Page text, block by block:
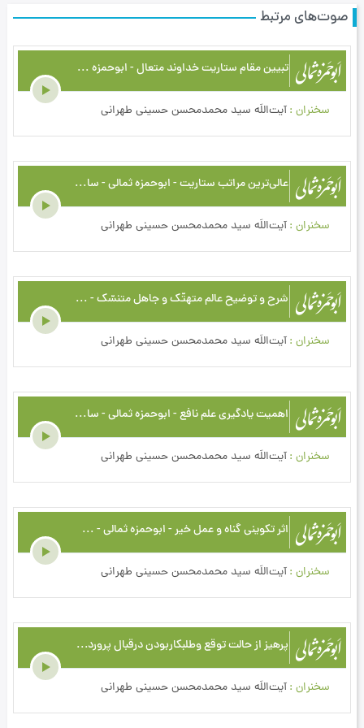
صوت‌های مرتبط
تبیین مقام ستاریت خداوند متعال - ابو‌حمزه ثمالی - سال 1438 - ج14
سخنران آیت‌اللَه سید محمدمحسن حسینی طهرانی
عالی‌ترین مراتب ستاریت - ابو‌حمزه ثمالی - سال 1438 - ج16
سخنران آیت‌اللَه سید محمدمحسن حسینی طهرانی
شرح و توضیح عالم متهتّک و جاهل متنسّک - ابو‌حمزه ثمالی - سال 1414 - ج2
سخنران آیت‌اللَه سید محمدمحسن حسینی طهرانی
اهمیت یادگیری علم نافع - ابو‌حمزه ثمالی - سال 1418 - ج5
سخنران آیت‌اللَه سید محمدمحسن حسینی طهرانی
اثر تكوینى گناه و عمل خیر - ابو‌حمزه ثمالی - سال 1424 - ج4
سخنران آیت‌اللَه سید محمدمحسن حسینی طهرانی
پرهیز از حالت توقع وطلبكاربودن درقبال پروردگار - ابو‌حمزه ثمالی - سال 1427 - ج13
سخنران آیت‌اللَه سید محمدمحسن حسینی طهرانی